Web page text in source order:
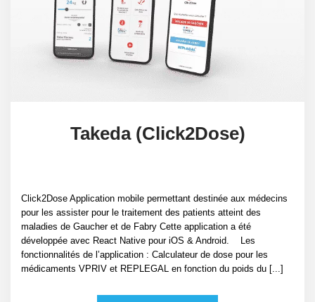
Takeda (Click2Dose)
Click2Dose Application mobile permettant destinée aux médecins
pour les assister pour le traitement des patients atteint des
maladies de Gaucher et de Fabry Cette application a été
développée avec React Native pour iOS & Android. Les
fonctionnalités de l’application : Calculateur de dose pour les
médicaments VPRIV et REPLEGAL en fonction du poids du [...]